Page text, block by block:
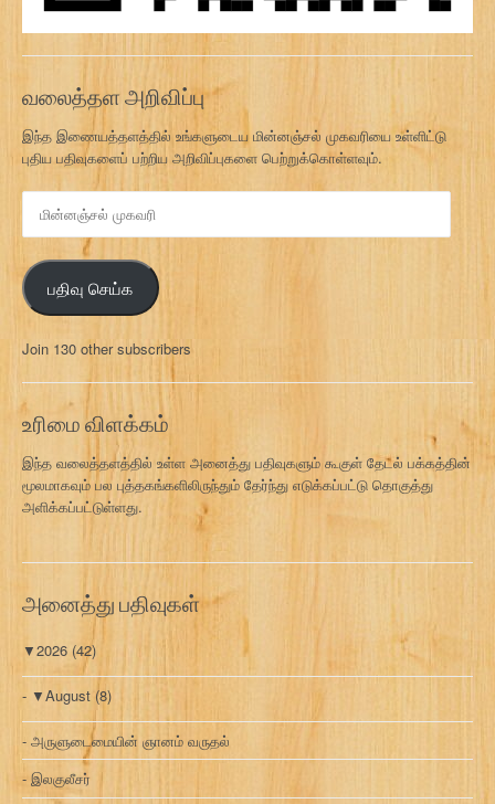
வலைத்தள அறிவிப்பு
இந்த இணையத்தளத்தில் உங்களுடைய மின்னஞ்சல் முகவரியை உள்ளிட்டு
புதிய பதிவுகளைப் பற்றிய அறிவிப்புகளை பெற்றுக்கொள்ளவும்.
ஞ்
ச
ல்
க
வ
ரி
பதிவு செய்க
Join 130 other subscribers
உரிமை விளக்கம்
இந்த வலைத்தளத்தில் உள்ள அனைத்து பதிவுகளும் கூகுள் தேடல் பக்கத்தின்
மூலமாகவும் பல புத்தகங்களிலிருந்தும் தேர்ந்து எடுக்கப்பட்டு தொகுத்து
அளிக்கப்பட்டுள்ளது.
அனைத்து பதிவுகள்
▼2026 (42)
▼August (8)
அருளுடைமையின் ஞானம் வருதல்
இலகுலீசர்